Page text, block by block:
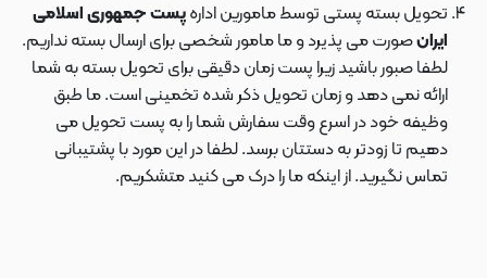
تحویل بسته پستی توسط مامورین ادارهپست جمهوری اسلامی
ایرانصورت می پذیرد و ما مامور شخصی برای ارسال بسته نداریم.
لطفا صبور باشید زیرا پست زمان دقیقی برای تحویل بسته به شما
ارائه نمی دهد و زمان تحویل ذکر شده تخمینی است. ما طبق
وظیفه خود در اسرع وقت سفارش شما را به پست تحویل می
دهیم تا زودتر به دستتان برسد. لطفا در این مورد با پشتیبانی
تماس نگیرید. از اینکه ما را درک می کنید متشکریم.